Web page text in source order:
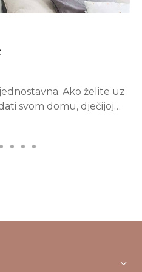
Ako želite uz
svom domu, dječijoj…